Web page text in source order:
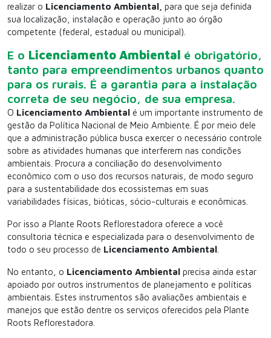
realizar o Licenciamento Ambiental, para que seja definida
sua localização, instalação e operação junto ao órgão
competente (federal, estadual ou municipal).
E o Licenciamento Ambiental é obrigatório,
tanto para empreendimentos urbanos quanto
para os rurais. É a garantia para a instalação
correta de seu negócio, de sua empresa.
O Licenciamento Ambiental é um importante instrumento de
gestão da Política Nacional de Meio Ambiente. É por meio dele
que a administração pública busca exercer o necessário controle
sobre as atividades humanas que interferem nas condições
ambientais. Procura a conciliação do desenvolvimento
econômico com o uso dos recursos naturais, de modo seguro
para a sustentabilidade dos ecossistemas em suas
variabilidades físicas, bióticas, sócio-culturais e econômicas.
Por isso a Plante Roots Reflorestadora oferece a você
consultoria técnica e especializada para o desenvolvimento de
todo o seu processo de Licenciamento Ambiental
No entanto, o Licenciamento Ambiental precisa ainda estar
apoiado por outros instrumentos de planejamento e políticas
ambientais. Estes instrumentos são avaliações ambientais e
manejos que estão dentre os serviços oferecidos pela Plante
Roots Reflorestadora.